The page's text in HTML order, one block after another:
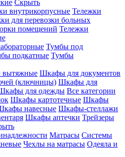
Скрыть
внутрикорпусные Тележки
для перевозки больных
помещений Тележки
Тумбы под
подкатные Тумбы
Шкафы для документов
(ключницы) Шкафы для
для одежды Все категории
Шкафы картотечные Шкафы
навесные Шкафы-стеллажи
Шкафы аптечки Трейзеры
Матрасы Системы
Чехлы на матрасы Одеяла и